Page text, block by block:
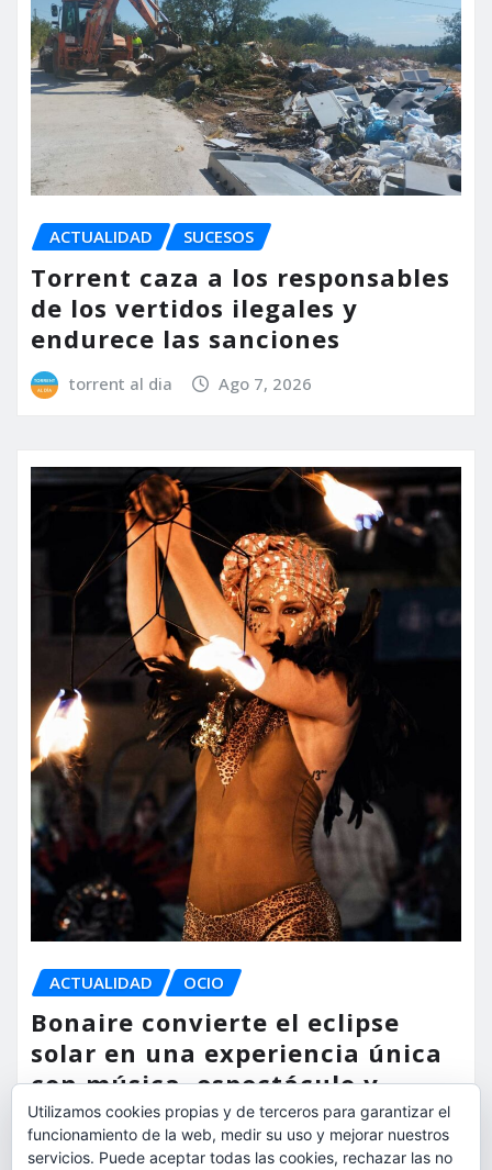
ACTUALIDAD SUCESOS
Torrent caza a los responsables
de los vertidos ilegales y
endurece las sanciones
torrent al dia Ago 7, 2026
ACTUALIDAD OCIO
Bonaire convierte el eclipse
solar en una experiencia única
con música, espectáculo y
actividades para toda la familia
torrent al dia Ago 7, 2026
Utilizamos cookies propias y de terceros para garantizar el
funcionamiento de la web, medir su uso y mejorar nuestros
servicios. Puede aceptar todas las cookies, rechazar las no